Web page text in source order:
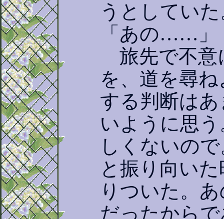
うとしてい
「あの……」
旅先で不意
を、道を尋
する判断は
いように思
しくないの
と振り向い
りついた。
だったから